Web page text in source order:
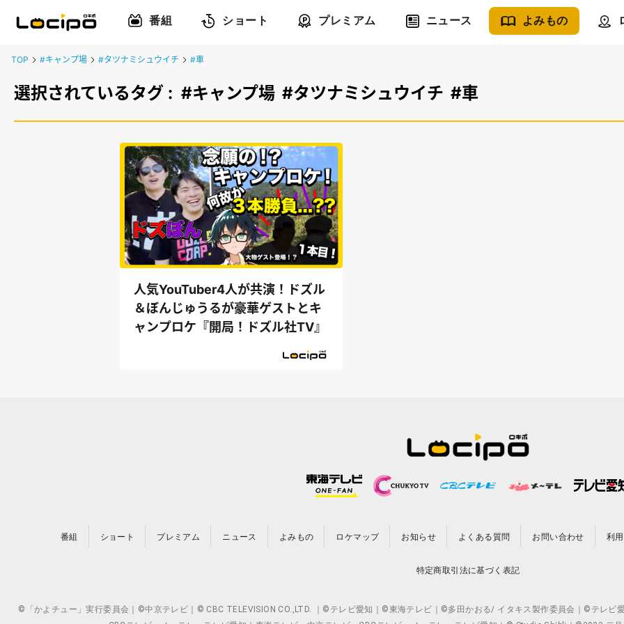
番組 ショート プレミアム ニュース よみもの
TOP #キャンプ場 #タツナミシュウイチ #車
選択されているタグ : #キャンプ場 #タツナミシュウイチ #車
人気YouTuber4人が共演！ドズル
＆ぼんじゅうるが豪華ゲストとキ
ャンプロケ『開局！ドズル社TV』
番組 ショート プレミアム ニュース よみもの ロケマップ お知らせ よくある質問 お問い合わせ 利
特定商取引法に基づく表記
©「かよチュー」実行委員会｜©中京テレビ｜© CBC TELEVISION CO.,LTD. ｜©テレビ愛知｜©東海テレビ｜©多田かおる/ イタキス製作委員会｜©テレビ